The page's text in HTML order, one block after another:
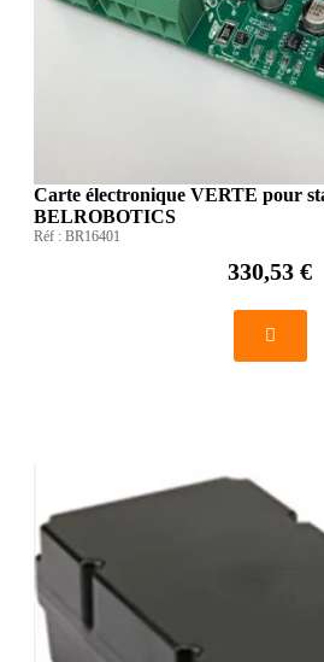
Carte électronique VERTE pour
BELROBOTICS
Réf : BR16401
330,53 €